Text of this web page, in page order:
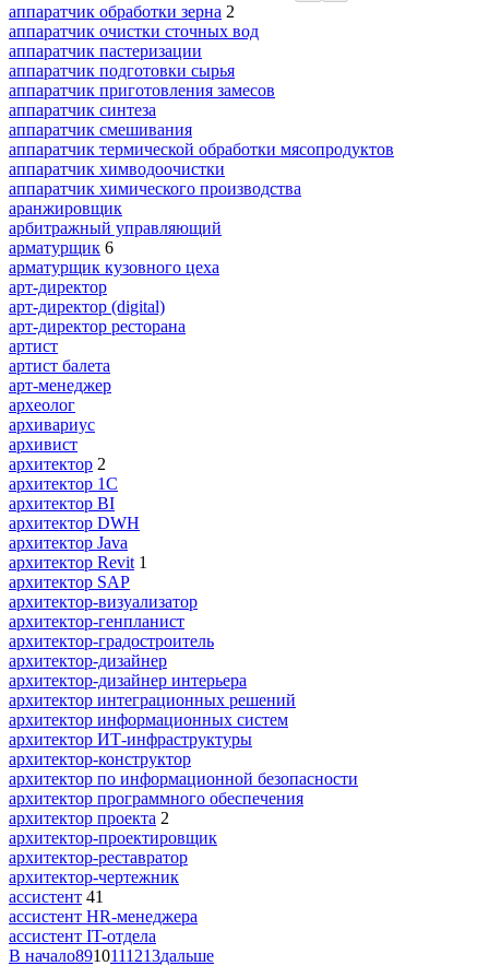
аппаратчик обработки зерна 2
аппаратчик очистки сточных вод
аппаратчик пастеризации
аппаратчик подготовки сырья
аппаратчик приготовления замесов
аппаратчик синтеза
аппаратчик смешивания
аппаратчик термической обработки мясопродуктов
аппаратчик химводоочистки
аппаратчик химического производства
аранжировщик
арбитражный управляющий
арматурщик 6
арматурщик кузовного цеха
арт-директор
арт-директор (digital)
арт-директор ресторана
артист
артист балета
арт-менеджер
археолог
архивариус
архивист
архитектор 2
архитектор 1С
архитектор BI
архитектор DWH
архитектор Java
архитектор Revit 1
архитектор SAP
архитектор-визуализатор
архитектор-генпланист
архитектор-градостроитель
архитектор-дизайнер
архитектор-дизайнер интерьера
архитектор интеграционных решений
архитектор информационных систем
архитектор ИТ-инфраструктуры
архитектор-конструктор
архитектор по информационной безопасности
архитектор программного обеспечения
архитектор проекта 2
архитектор-проектировщик
архитектор-реставратор
архитектор-чертежник
ассистент 41
ассистент HR-менеджера
ассистент IT-отдела
В начало8910111213дальше